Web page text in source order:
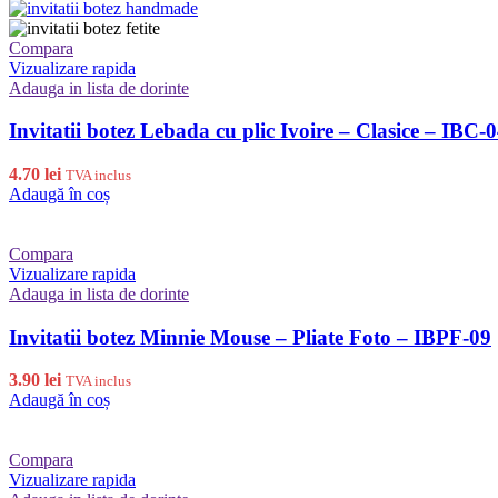
Compara
Vizualizare rapida
Adauga in lista de dorinte
Invitatii botez Lebada cu plic Ivoire – Clasice – IBC-
4.70 lei TVA inclus
Adaugă în coș
Compara
Vizualizare rapida
Adauga in lista de dorinte
Invitatii botez Minnie Mouse – Pliate Foto – IBPF-09
3.90 lei TVA inclus
Adaugă în coș
Compara
Vizualizare rapida